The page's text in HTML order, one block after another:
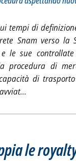
tempi di
Snam verso la
e le sue
procedura di
di
le